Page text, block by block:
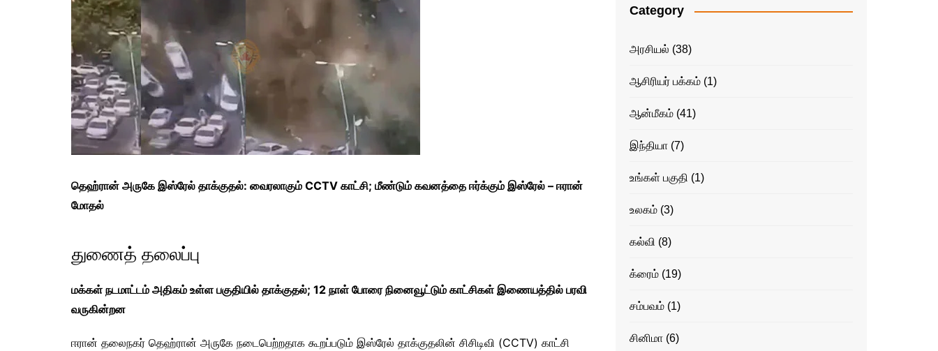
தெஹ்ரான் அருகே இஸ்ரேல் தாக்குதல்: வைரலாகும் CCTV காட்சி; மீண்டும் கவனத்தை ஈர்க்கும் இஸ்ரேல் – ஈரான்
மோதல்
துணைத் தலைப்பு
மக்கள் நடமாட்டம் அதிகம் உள்ள பகுதியில் தாக்குதல்; 12 நாள் போரை நினைவூட்டும் காட்சிகள் இணையத்தில் பரவி
வருகின்றன
ஈரான் தலைநகர் தெஹ்ரான் அருகே நடைபெற்றதாக கூறப்படும் இஸ்ரேல் தாக்குதலின் சிசிடிவி (CCTV) காட்சி
Category
அரசியல் (38)
ஆசிரியர் பக்கம் (1)
ஆன்மீகம் (41)
இந்தியா (7)
உங்கள் பகுதி (1)
உலகம் (3)
கல்வி (8)
க்ரைம் (19)
சம்பவம் (1)
சினிமா (6)